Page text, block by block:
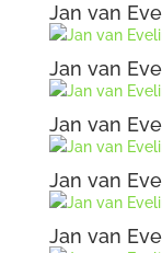
Jan van
Jan van
Jan van
Jan van
Jan van